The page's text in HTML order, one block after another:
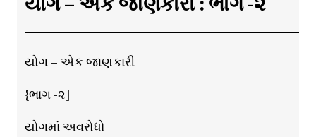
યોગ – એક જાણકારી
{ભાગ -૨]
યોગમાં અવરોધો